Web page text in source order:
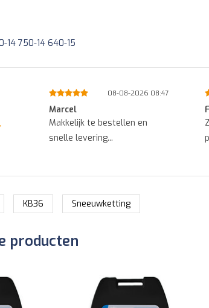
14 750-14 640-15
08-08-2026 08:47
Marcel
Makkelijk te bestellen en
snelle levering...
KB36 Sneeuwketting
producten